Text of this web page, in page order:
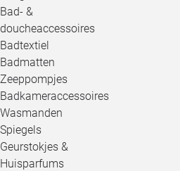
Bad- &
doucheaccessoires
Badtextiel
Badmatten
Zeeppompjes
Badkameraccessoires
Wasmanden
Spiegels
Geurstokjes &
Huisparfums